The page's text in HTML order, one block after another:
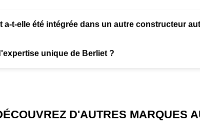
a-t-elle été intégrée dans un autre constructeur
unique de Berliet ?
D'AUTRES MARQUES